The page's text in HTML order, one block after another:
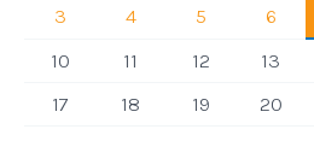
3
4 5 6
10
11 12 13
17
18 19 20